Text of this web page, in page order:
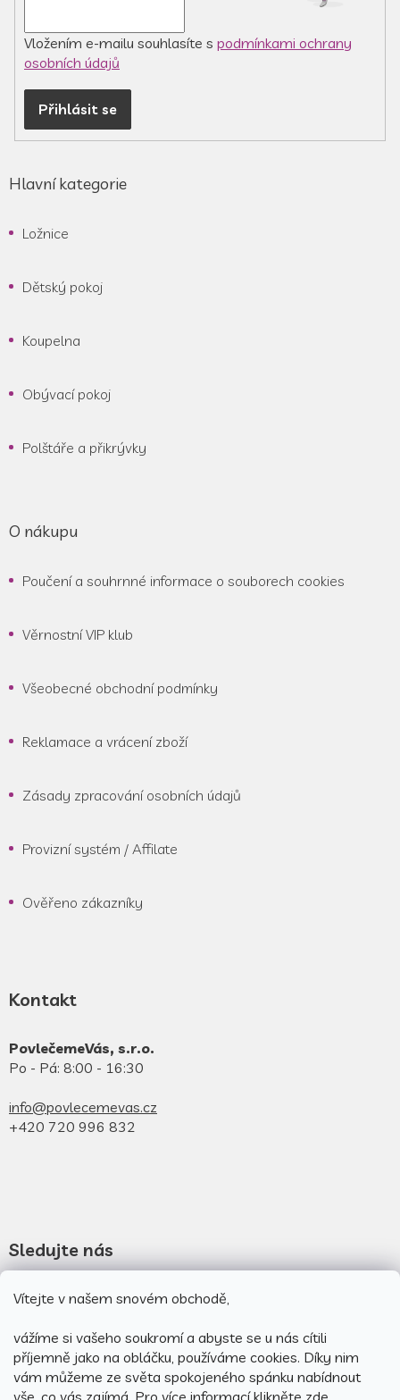
Vítejte v našem snovém obchodě,
vážíme si vašeho soukromí a abyste se u nás cítili
příjemně jako na obláčku, používáme cookies. Díky nim
vám můžeme ze světa spokojeného spánku nabídnout
vše, co vás zajímá. Pro více informací klikněte zde
Vložením e-mailu souhlasíte s podmínkami ochrany
osobních údajů
Přihlásit se
Hlavní kategorie
Ložnice
Dětský pokoj
Koupelna
Obývací pokoj
Polštáře a přikrývky
O nákupu
Poučení a souhrnné informace o souborech cookies
Věrnostní VIP klub
Všeobecné obchodní podmínky
Reklamace a vrácení zboží
Zásady zpracování osobních údajů
Provizní systém / Affilate
Ověřeno zákazníky
Kontakt
PovlečemeVás, s.r.o.
Po - Pá: 8:00 - 16:30
info@povlecemevas.cz
+420 720 996 832
Sledujte nás
Novinky na facebooku
Novinky na instagramu